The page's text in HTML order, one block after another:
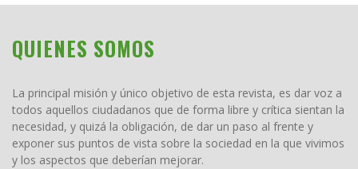
QUIENES SOMOS
La principal misión y único objetivo de esta revista, es dar voz a
todos aquellos ciudadanos que de forma libre y crítica sientan la
necesidad, y quizá la obligación, de dar un paso al frente y
exponer sus puntos de vista sobre la sociedad en la que vivimos
y los aspectos que deberían mejorar.